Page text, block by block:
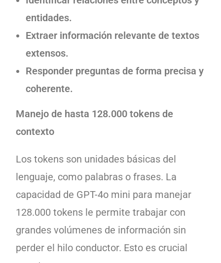
entidades.
Extraer información relevante de textos
extensos.
Responder preguntas de forma precisa y
coherente.
Manejo de hasta 128.000 tokens de
contexto
Los tokens son unidades básicas del
lenguaje, como palabras o frases. La
capacidad de GPT-4o mini para manejar
128.000 tokens le permite trabajar con
grandes volúmenes de información sin
perder el hilo conductor. Esto es crucial